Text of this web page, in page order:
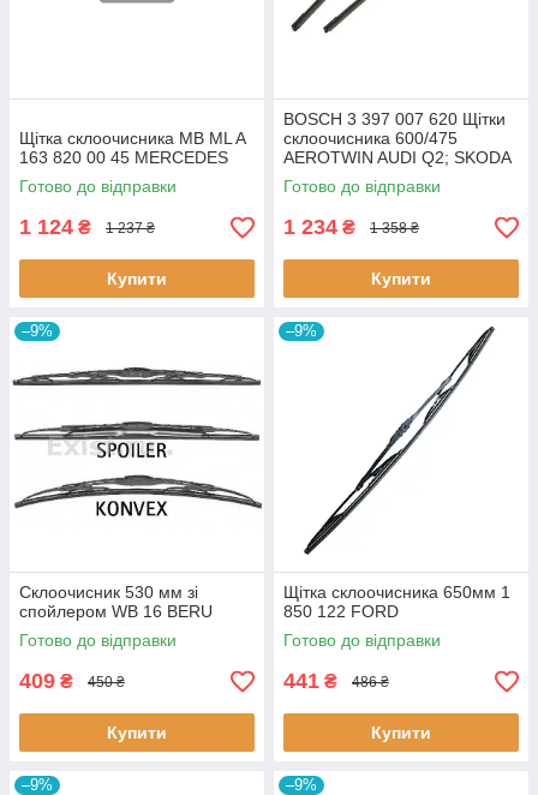
Щітка склоочисника MB ML A
163 820 00 45 MERCEDES
Готово до відправки
1 124 ₴ 1 237 ₴
Купити
BOSCH 3 397 007 620 Щітки
склоочисника 600/475
AEROTWIN AUDI Q2; SKODA
OCTAVIA III; VW CC B7, GOLF
VI, JETTA IV, PASSAT
Готово до відправки
1 234 ₴ 1 358 ₴
Купити
–9%
Склоочисник 530 мм зі
спойлером WB 16 BERU
Готово до відправки
409 ₴ 450 ₴
Купити
–9%
Щітка склоочисника 650мм 1
850 122 FORD
Готово до відправки
441 ₴ 486 ₴
Купити
–9% –9%